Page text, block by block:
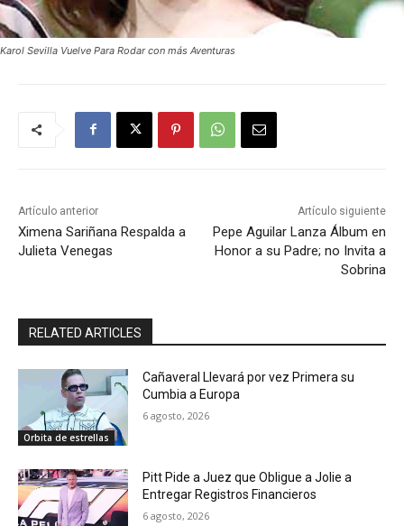
Karol Sevilla Vuelve Para Rodar con más Aventuras
Artículo anterior
Ximena Sariñana Respalda a
Julieta Venegas
Artículo siguiente
Pepe Aguilar Lanza Álbum en
Honor a su Padre; no Invita a
Sobrina
RELATED ARTICLES
Orbita de estrellas
Cañaveral Llevará por vez Primera su
Cumbia a Europa
6 agosto, 2026
Pitt Pide a Juez que Obligue a Jolie a
Entregar Registros Financieros
6 agosto, 2026